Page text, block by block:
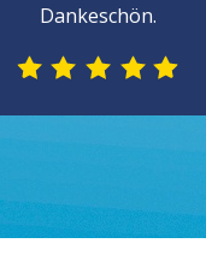
Dankeschön.